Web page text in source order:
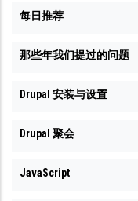
每日推荐
那些年我们提过的问题
Drupal 安装与设置
Drupal 聚会
JavaScript